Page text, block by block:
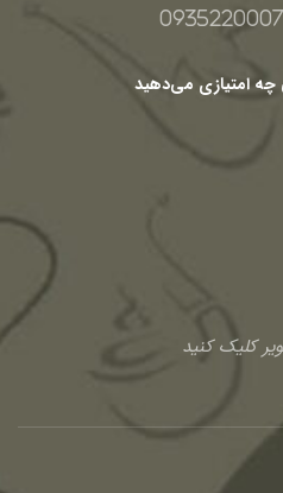
چه امتیازی می‌دهید
کلیک کنید